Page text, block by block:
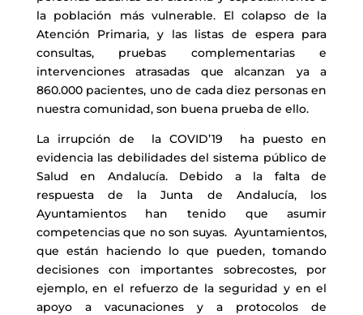
la población más vulnerable. El colapso de la
Atención Primaria, y las listas de espera para
consultas, pruebas complementarias e
intervenciones atrasadas que alcanzan ya a
860.000 pacientes, uno de cada diez personas en
nuestra comunidad, son buena prueba de ello.
La irrupción de la COVID’19 ha puesto en
evidencia las debilidades del sistema público de
Salud en Andalucía. Debido a la falta de
respuesta de la Junta de Andalucía, los
Ayuntamientos han tenido que asumir
competencias que no son suyas. Ayuntamientos,
que están haciendo lo que pueden, tomando
decisiones con importantes sobrecostes, por
ejemplo, en el refuerzo de la seguridad y en el
apoyo a vacunaciones y a protocolos de